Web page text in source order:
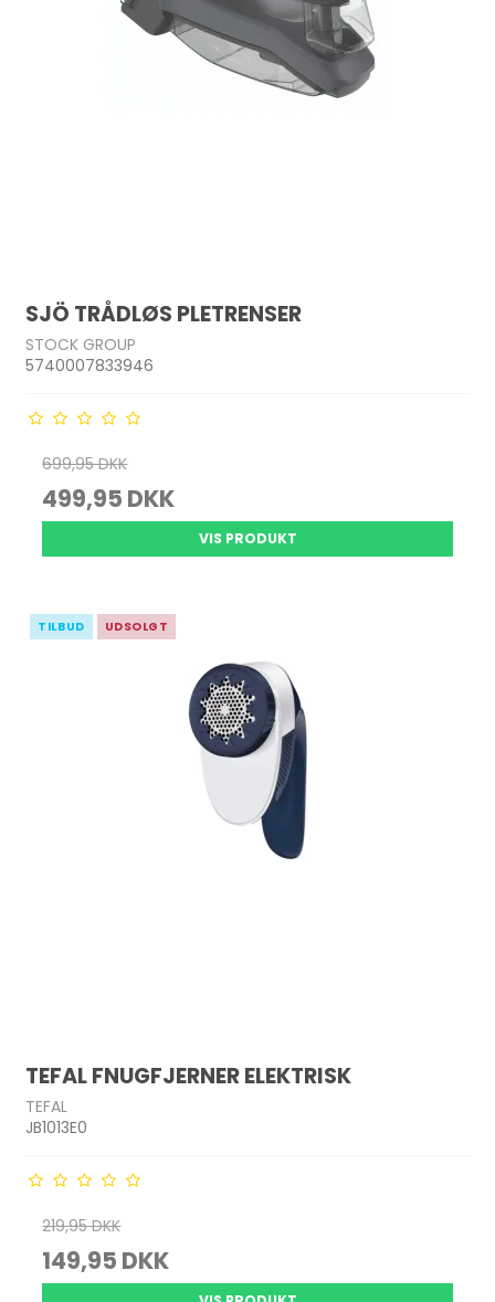
SJÖ TRÅDLØS PLETRENSER
STOCK GROUP
5740007833946
699,95 DKK
499,95 DKK
VIS PRODUKT
TILBUD UDSOLGT
TEFAL FNUGFJERNER ELEKTRISK
TEFAL
JB1013E0
219,95 DKK
149,95 DKK